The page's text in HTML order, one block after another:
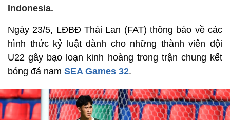
Indonesia.
Ngày 23/5, LĐBĐ Thái Lan (FAT) thông báo về các
hình thức kỷ luật dành cho những thành viên đội
U22 gây bạo loạn kinh hoàng trong trận chung kết
bóng đá nam SEA Games 32.